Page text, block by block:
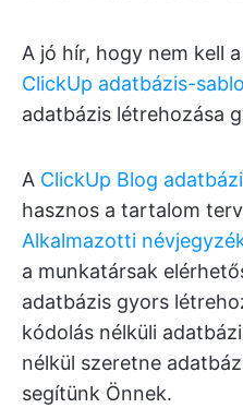
A jó hír, hogy nem kell
ClickUp adatbázis-
adatbázis létrehozása
A ClickUp Blog
hasznos a tartalom
Alkalmazotti
a munkatársak
adatbázis gyors
kódolás nélküli
nélkül szeretne
segítünk Önnek.